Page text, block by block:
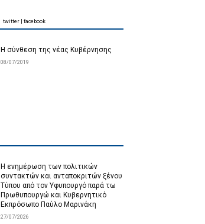
Η σύνθεση της νέας Κυβέρνησης
08/07/2019
twitter facebook
Η ενημέρωση των πολιτικών
συντακτών και ανταποκριτών ξένου
Τύπου από τον Υφυπουργό παρά τω
Πρωθυπουργώ και Κυβερνητικό
Εκπρόσωπο Παύλο Μαρινάκη
27/07/2026